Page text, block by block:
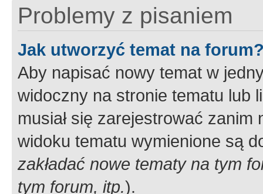
Problemy z pisaniem
Jak utworzyć temat na
Aby napisać nowy temat w
widoczny na stronie tematu lub
musiał się zarejestrować
widoku tematu wymienione są
zakładać nowe tematy na tym
tym forum, itp.).